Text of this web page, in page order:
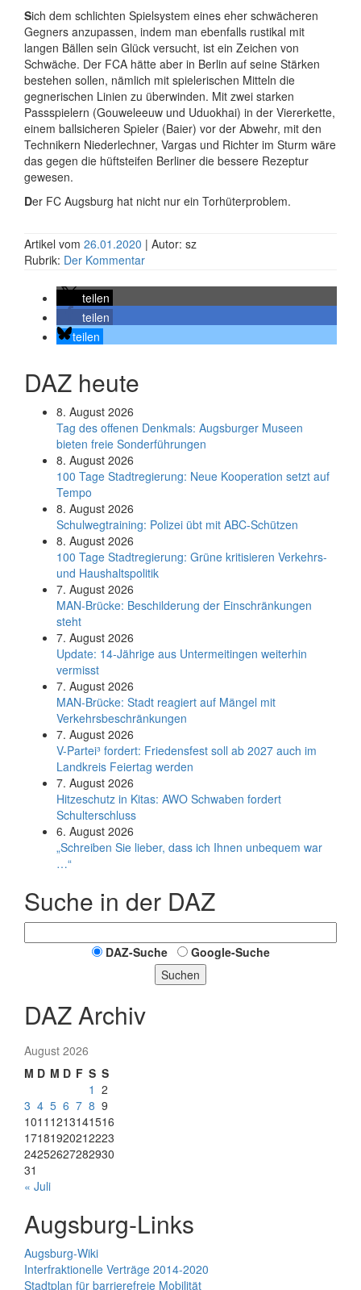
Sich dem schlichten Spielsystem eines eher schwächeren
Gegners anzupassen, indem man ebenfalls rustikal mit
langen Bällen sein Glück versucht, ist ein Zeichen von
Schwäche. Der FCA hätte aber in Berlin auf seine Stärken
bestehen sollen, nämlich mit spielerischen Mitteln die
gegnerischen Linien zu überwinden. Mit zwei starken
Passspielern (Gouweleeuw und Uduokhai) in der Viererkette,
einem ballsicheren Spieler (Baier) vor der Abwehr, mit den
Technikern Niederlechner, Vargas und Richter im Sturm wäre
das gegen die hüftsteifen Berliner die bessere Rezeptur
gewesen.
Der FC Augsburg hat nicht nur ein Torhüterproblem.
Artikel vom 26.01.2020 | Autor: sz
Rubrik: Der Kommentar
teilen
teilen
teilen
DAZ heute
8. August 2026
Tag des offenen Denkmals: Augsburger Museen
bieten freie Sonderführungen
8. August 2026
100 Tage Stadtregierung: Neue Kooperation setzt auf
Tempo
8. August 2026
Schul­weg­trai­ning: Poli­zei übt mit ABC-Schüt­zen
8. August 2026
100 Tage Stadtregierung: Grüne kritisieren Verkehrs-
und Haushaltspolitik
7. August 2026
MAN-Brücke: Beschilderung der Einschränkungen
steht
7. August 2026
Update: 14-Jährige aus Untermeitingen weiterhin
vermisst
7. August 2026
MAN-Brücke: Stadt reagiert auf Mängel mit
Verkehrsbeschränkungen
7. August 2026
V-Partei­³ fordert: Friedens­fest soll ab 2027 auch im
Land­kreis Feier­tag werden
7. August 2026
Hitzeschutz in Kitas: AWO Schwaben fordert
Schulterschluss
6. August 2026
„Schreiben Sie lieber, dass ich Ihnen unbequem war
…“
Suche in der DAZ
DAZ-Suche
Google-Suche
Suchen
DAZ Archiv
August 2026
M D M D F S S
1 2
3 4 5 6 7 8 9
1011 1213141516
17181920212223
24252627282930
31
« Juli
Augsburg-Links
Augsburg-Wiki
Interfraktionelle Verträge 2014-2020
Stadtplan für barrierefreie Mobilität